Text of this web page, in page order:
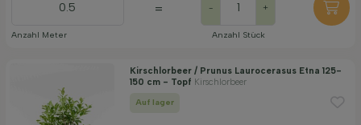
Anzahl Meter
= - +
Anzahl Stück
Kirschlorbeer / Prunus Laurocerasus Etna 125-
150 cm - Topf Kirschlorbeer
Auf lager